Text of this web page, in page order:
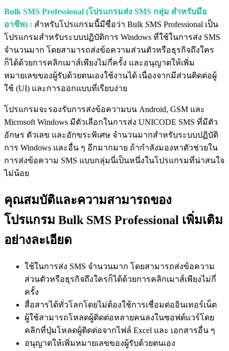
Bulk SMS Professional (โปรแกรมส่ง SMS กลุ่ม สำหรับมือ
อาชีพ) : สำหรับโปรแกรมนี้มีชื่อว่า Bulk SMS Professional เป็น
โปรแกรมสำหรับระบบปฏิบัติการ Windows ที่ใช้ในการส่ง SMS
จำนวนมาก โดยสามารถส่งข้อความส่วนตัวหรือธุรกิจถึงใคร
ก็ได้ด้วยการคลิกเมาส์เพียงไม่กี่ครั้ง และอนุญาตให้เพิ่ม
หมายเลขของผู้รับด้วยตนเองใช้งานได้ เนื่องจากมีส่วนติดต่อผู้
ใช้ (UI) และการออกแบบที่เรียบง่าย
โปรแกรมจะรองรับการส่งข้อความบน Android, GSM และ
Microsoft Windows มีตัวเลือกในการส่ง UNICODE SMS ที่มีตัว
อักษร ตัวเลข และอักขระพิเศษ จำนวนมากสำหรับระบบปฏิบัติ
การ Windows และอื่น ๆ อีกมากมาย ถ้ากำลังมองหาตัวช่วยใน
การส่งข้อความ SMS แบบกลุ่มนี่เป็นหนึ่งในโปรแกรมที่น่าสนใจ
ไม่น้อย
คุณสมบัติและความสามารถของ
โปรแกรม Bulk SMS Professional เพิ่มเติม
อย่างละเอียด
ใช้ในการส่ง SMS จำนวนมาก โดยสามารถส่งข้อความ
ส่วนตัวหรือธุรกิจถึงใครก็ได้ด้วยการคลิกเมาส์เพียงไม่กี่
ครั้ง
สื่อสารได้ทั่วโลกโดยไม่ต้องใช้การเชื่อมต่ออินเทอร์เน็ต
ผู้ใช้สามารถโหลดผู้ติดต่อหลายคนลงในซอฟต์แวร์โดย
คลิกที่ปุ่มโหลดผู้ติดต่อจากไฟล์ Excel และ เอกสารอื่น ๆ
อนุญาตให้เพิ่มหมายเลขของผู้รับด้วยตนเอง